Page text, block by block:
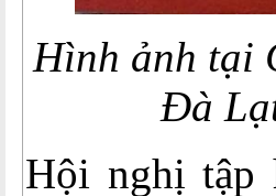
Hình ảnh tại
Đà
Hội nghị tập